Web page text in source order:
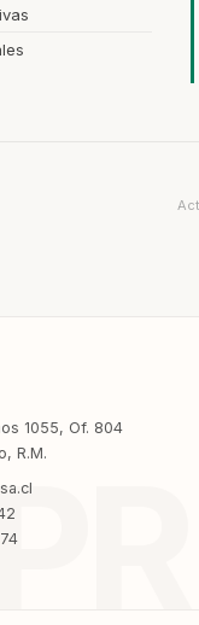
1055, Of. 804
R.M.